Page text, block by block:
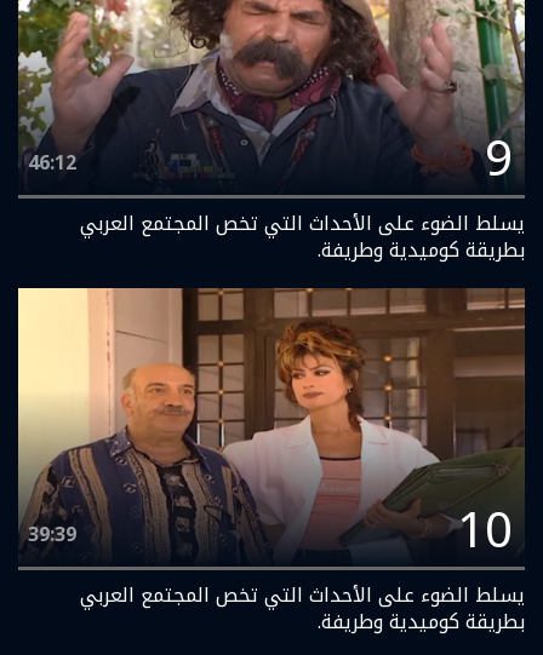
9
46:12
يسلط الضوء على الأحداث التي تخص المجتمع العربي
بطريقة كوميدية وطريفة.
10
39:39
يسلط الضوء على الأحداث التي تخص المجتمع العربي
بطريقة كوميدية وطريفة.